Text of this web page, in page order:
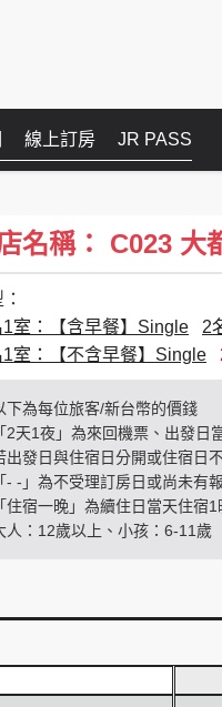
線上訂房 JR PASS
名稱： C023
1室：【含早餐】Single
2
1室：【不含早餐】Single
下為每位旅客/新台幣的價錢
「2天1夜」為來回機票、出發日
出發日與住宿日分開或住宿日
「- -」為不受理訂房日或尚未有
「住宿一晚」為續住日當天住宿
人：12歲以上、小孩：6-11歲